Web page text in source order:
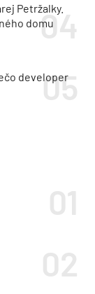
Petržalky.
domu
developer